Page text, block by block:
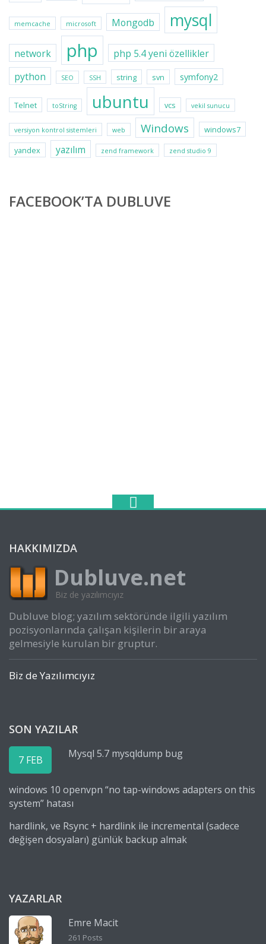
memcache microsoft Mongodb mysql
network php
php 5.4 yeni özellikler
python
SEO SSH string svn symfony2
Telnet toString ubuntu vcs vekil sunucu
versiyon kontrol sistemleri web Windows
windows7
yandex
yazılım zend framework zend studio 9
FACEBOOK’TA DUBLUVE
HAKKIMIZDA
Dubluve.net
Biz de yazılımcıyız
Dubluve blog; yazılım sektöründe ilgili yazılım
pozisyonlarında çalışan kişilerin bir araya
gelmesiyle kurulan bir gruptur.
Biz de Yazılımcıyız
SON YAZILAR
7 FEB Mysql 5.7 mysqldump bug
windows 10 openvpn “no tap-windows adapters on this
system” hatası
hardlink, ve Rsync + hardlink ile incremental (sadece
değişen dosyaları) günlük backup almak
YAZARLAR
Emre Macit
261 Posts